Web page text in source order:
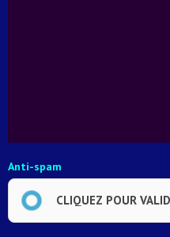
Anti-spam
CLIQUEZ POUR